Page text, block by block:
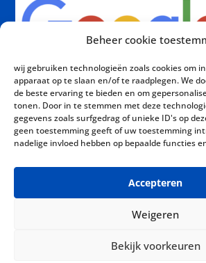
Beheer cookie
wij gebruiken technologieën zoals cookies om
apparaat op te slaan en/of te raadplegen. We
de beste ervaring te bieden en om
tonen. Door in te stemmen met deze
gegevens zoals surfgedrag of unieke ID's op
geen toestemming geeft of uw toestemming
nadelige invloed hebben op bepaalde functies
Accepteren
Weigeren
Bekijk voorkeuren
© 2026 VT Elektrotechniek Alle
voorbehouden |
Cookiebeleid|